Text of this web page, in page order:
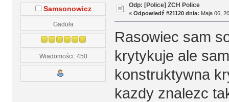
Samsonowicz
Gaduła
Wiadomości: 450
Odp: [Police] ZCH Police
« Odpowiedź #21120 dnia: Maja 06,
Rasowiec sam
krytykuje ale
konstruktywna
kazdy znalezc